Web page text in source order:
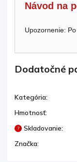
Návod na
Upozornenie:
Dodatočné
Kategória:
Hmotnosť:
? Skladovanie:
Značka: